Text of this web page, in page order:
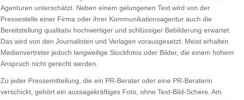
Agenturen unterschätzt. Neben einem gelungenen Text wird von der
Pressestelle einer Firma oder ihrer Kommunikationsagentur auch die
Bereitstellung qualitativ hochwertiger und schlüssiger Bebilderung erwartet.
Das wird von den Journalisten und Verlagen vorausgesetzt. Meist erhalten
Medienvertreter jedoch langweilige Stockfotos oder Bilder, die einem hohem
Anspruch nicht gerecht werden.
Zu jeder Pressemitteilung, die ein PR-Berater oder eine PR-Beraterin
verschickt, gehört ein aussagekräftiges Foto, ohne Text-Bild-Schere. Am